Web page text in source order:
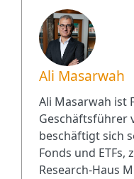
Ali Masarwah
Ali Masarwah ist
Geschäftsführer
beschäftigt sich
Fonds und ETFs,
Research-Haus